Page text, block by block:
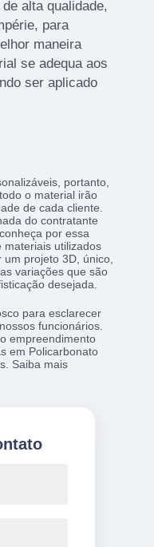
alta qualidade,
para
maneira
se adequa aos
ser aplicado
portanto,
o material irão
de cada cliente.
do contratante
por essa
materiais utilizados
projeto 3D, único,
variações que são
desejada.
para esclarecer
funcionários.
empreendimento
em Policarbonato
Saiba mais